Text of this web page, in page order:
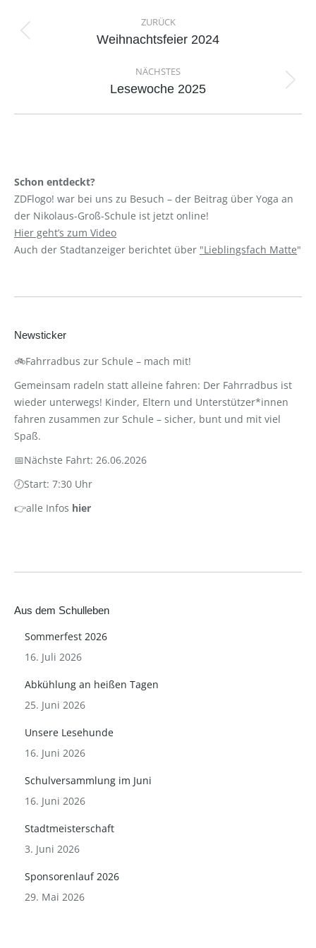
ZURÜCK
Vorheriger
Weihnachtsfeier 2024
NÄCHSTES
Nächster
Lesewoche 2025
Schon entdeckt?
ZDFlogo! war bei uns zu Besuch – der Beitrag über Yoga an
der Nikolaus-Groß-Schule ist jetzt online!
Hier geht’s zum Video
Auch der Stadtanzeiger berichtet über "Lieblingsfach Matte"
Newsticker
🚲Fahrradbus zur Schule – mach mit!
Gemeinsam radeln statt alleine fahren: Der Fahrradbus ist
wieder unterwegs! Kinder, Eltern und Unterstützer*innen
fahren zusammen zur Schule – sicher, bunt und mit viel
Spaß.
📅Nächste Fahrt: 26.06.2026
🕖Start: 7:30 Uhr
👉alle Infos hier
Aus dem Schulleben
Sommerfest 2026
16. Juli 2026
Abkühlung an heißen Tagen
25. Juni 2026
Unsere Lesehunde
16. Juni 2026
Schulversammlung im Juni
16. Juni 2026
Stadtmeisterschaft
3. Juni 2026
Sponsorenlauf 2026
29. Mai 2026